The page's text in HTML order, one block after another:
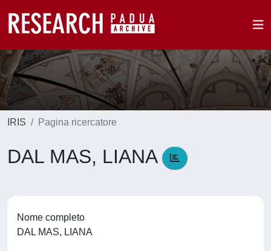
IRIS Pagina ricercatore
DAL MAS, LIANA
Nome completo
DAL MAS, LIANA